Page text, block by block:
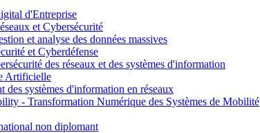
d'Entreprise
et Cybersécurité
et analyse des données massives
et Cyberdéfense
des réseaux et des systèmes d'information
Artificielle
des systèmes d'information en réseaux
- Transformation Numérique des Systèmes de Mobilité
non diplomant